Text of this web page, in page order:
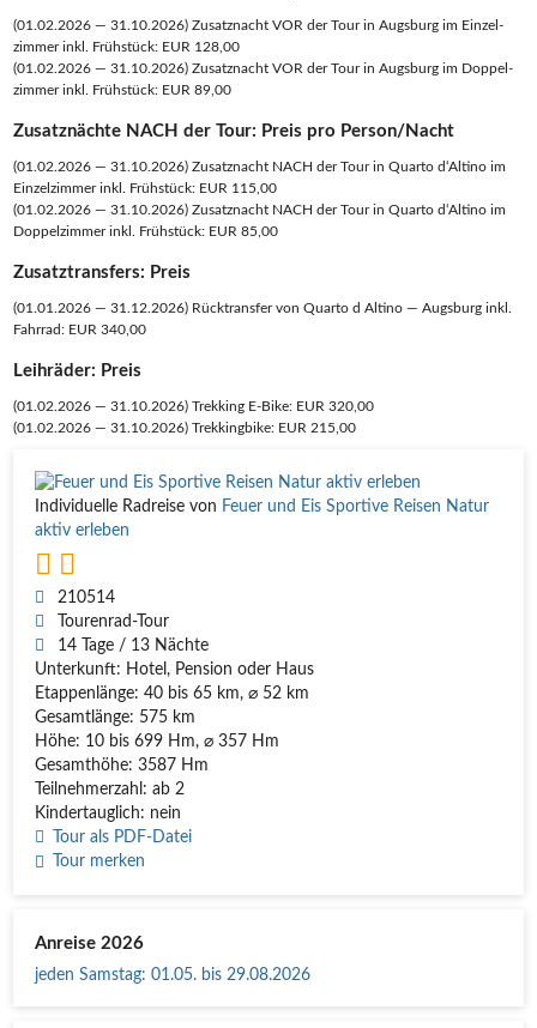
(01.02.2026 — 31.10.2026) Zusatz­nacht VOR der Tour in Augs­burg im Ein­zel­
zim­mer inkl. Frühstück: EUR 128,00
(01.02.2026 — 31.10.2026) Zusatz­nacht VOR der Tour in Augs­burg im Dop­pel­
zim­mer inkl. Frühstück: EUR 89,00
Zusatznächte NACH der Tour: Preis pro Person/Nacht
(01.02.2026 — 31.10.2026) Zusatz­nacht NACH der Tour in Quar­to d‘Altino im
Ein­zel­zim­mer inkl. Frühstück: EUR 115,00
(01.02.2026 — 31.10.2026) Zusatz­nacht NACH der Tour in Quar­to d‘Altino im
Dop­pel­zim­mer inkl. Frühstück: EUR 85,00
Zusatztransfers: Preis
(01.01.2026 — 31.12.2026) Rück­trans­fer von Quar­to d Alti­no — Augs­burg inkl.
Fahrrad: EUR 340,00
Leihräder: Preis
(01.02.2026 — 31.10.2026) Trek­king E‑Bike: EUR 320,00
(01.02.2026 — 31.10.2026) Trek­king­bike: EUR 215,00
Individuelle Radreise von Feuer und Eis Sportive Reisen Natur
aktiv erleben
210514
Tourenrad-Tour
14 Tage / 13 Nächte
Unterkunft: Hotel, Pension oder Haus
Etappenlänge: 40 bis 65 km, ⌀ 52 km
Gesamtlänge: 575 km
Höhe: 10 bis 699 Hm, ⌀ 357 Hm
Gesamthöhe: 3587 Hm
Teilnehmerzahl: ab 2
Kindertauglich: nein
Tour als PDF-Datei
Tour merken
Anreise 2026
jeden Samstag: 01.05. bis 29.08.2026